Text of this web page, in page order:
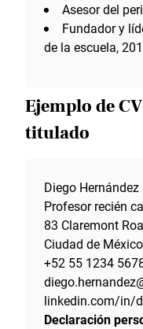
Asesor del
Fundador y
de la escuela,
Ejemplo de
titulado
Diego Hernández
Profesor recién
83 Claremont
Ciudad de
+52 55 1234
linkedin.com/in/
Declaración